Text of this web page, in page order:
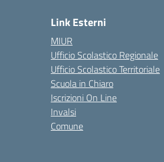
Link Esterni
MIUR
Ufficio Scolastico Regionale
Ufficio Scolastico Territoriale
Scuola in Chiaro
Iscrizioni On Line
Invalsi
Comune